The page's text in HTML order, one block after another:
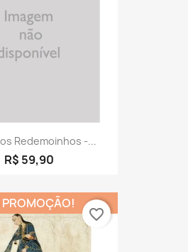
Redemoinhos -...
R$ 59,90
PROMOÇÃO!
favorite_border